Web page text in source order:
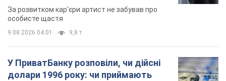
мають
За розвитком кар'єри артист не забував про
особисте щастя
9.08.2026 04:01 9,8 т.
У ПриватБанку розповіли, чи дійсні
долари 1996 року: чи приймають